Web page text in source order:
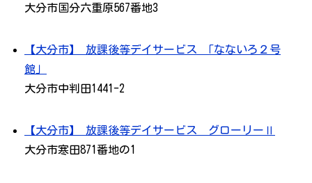
大分市国分六重原567番地3
【大分市】 放課後等デイサービス 「なないろ２号
館」
大分市中判田1441-2
【大分市】 放課後等デイサービス グローリーⅡ
大分市寒田871番地の1